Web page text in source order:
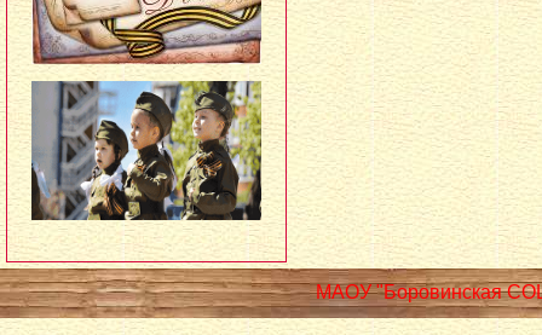
МАОУ "Боровинская